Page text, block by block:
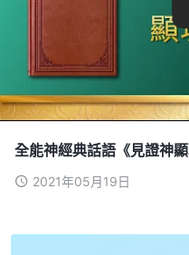
全能神經典話語《見證神
2021年05月19日